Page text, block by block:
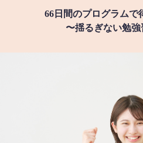
66日間のプログラムで
〜揺るぎない勉